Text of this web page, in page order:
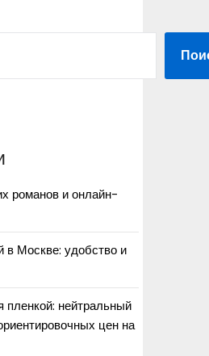
романов и онлайн-
в Москве: удобство и
нейтральный
цен на